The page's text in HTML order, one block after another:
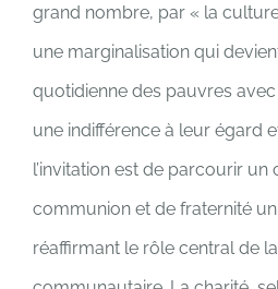
grand nombre, par « la
une marginalisation qui
quotidienne des pauvres
une indifférence à leur égard
l’invitation est de parcourir un
communion et de fraternité
réaffirmant le rôle central de la